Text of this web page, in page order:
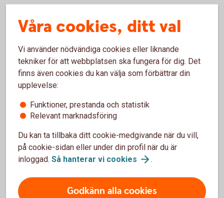
Ta ut pengar i automat utomlands
Krånglar kortet på resan?
Ring Spärrservice +46 8 411 10 11
Vi hjälper dig att spärra kortet om du förlorar det utomlands.
Om du har problem att använda ditt kort får du hjälp att
med nödkontanter eller få ett ersättningskort skickat med
kurir. Spärrservice är alltid öppet.
Våra cookies, ditt val
Vi använder nödvändiga cookies eller liknande
tekniker för att webbplatsen ska fungera för dig. Det
finns även cookies du kan välja som förbättrar din
upplevelse:
Funktioner, prestanda och statistik
Relevant marknadsföring
Du kan ta tillbaka ditt cookie-medgivande när du vill,
på cookie-sidan eller under din profil när du är
inloggad. Så hanterar vi cookies .
Godkänn alla cookies